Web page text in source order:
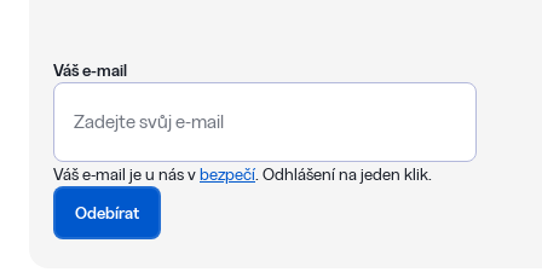
Váš e-mail
Váš e-mail je u nás vbezpečí . Odhlášení na jeden klik.
Odebírat